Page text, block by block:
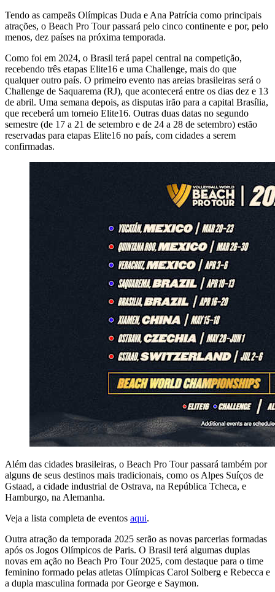
Tendo as campeãs Olímpicas Duda e Ana Patrícia como principais
atrações, o Beach Pro Tour passará pelo cinco continente e por, pelo
menos, dez países na próxima temporada.
Como foi em 2024, o Brasil terá papel central na competição,
recebendo três etapas Elite16 e uma Challenge, mais do que
qualquer outro país. O primeiro evento nas areias brasileiras será o
Challenge de Saquarema (RJ), que acontecerá entre os dias dez e 13
de abril. Uma semana depois, as disputas irão para a capital Brasília,
que receberá um torneio Elite16. Outras duas datas no segundo
semestre (de 17 a 21 de setembro e de 24 a 28 de setembro) estão
reservadas para etapas Elite16 no país, com cidades a serem
confirmadas.
Além das cidades brasileiras, o Beach Pro Tour passará também por
alguns de seus destinos mais tradicionais, como os Alpes Suíços de
Gstaad, a cidade industrial de Ostrava, na República Tcheca, e
Hamburgo, na Alemanha.
Veja a lista completa de eventos aqui.
Outra atração da temporada 2025 serão as novas parcerias formadas
após os Jogos Olímpicos de Paris. O Brasil terá algumas duplas
novas em ação no Beach Pro Tour 2025, com destaque para o time
feminino formado pelas atletas Olímpicas Carol Solberg e Rebecca e
a dupla masculina formada por George e Saymon.